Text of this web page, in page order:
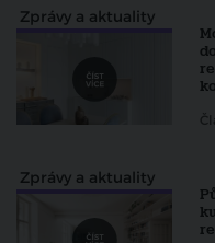
Zprávy a aktuality
Zprávy a aktuality